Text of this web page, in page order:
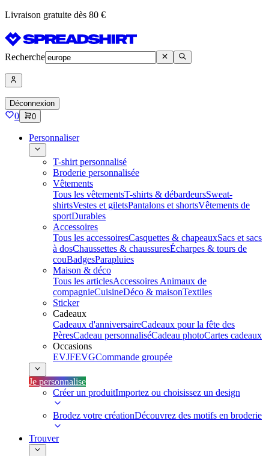
Livraison gratuite dès 80 €
Recherche
Déconnexion
0 0
Personnaliser
T-shirt personnalisé
Broderie personnalisée
Vêtements
Tous les vêtementsT-shirts & débardeursSweat-
shirtsVestes et giletsPantalons et shortsVêtements de
sportDurables
Accessoires
Tous les accessoiresCasquettes & chapeauxSacs et sacs
à dosChaussettes & chaussuresÉcharpes & tours de
couBadgesParapluies
Maison & déco
Tous les articlesAccessoires Animaux de
compagnieCuisineDéco & maisonTextiles
Sticker
Cadeaux
Cadeaux d'anniversaireCadeaux pour la fête des
PèresCadeau personnaliséCadeau photoCartes cadeaux
Occasions
EVJFEVGCommande groupée
Je personnalise
Créer un produitImportez ou choisissez un design
Brodez votre créationDécouvrez des motifs en broderie
Trouver